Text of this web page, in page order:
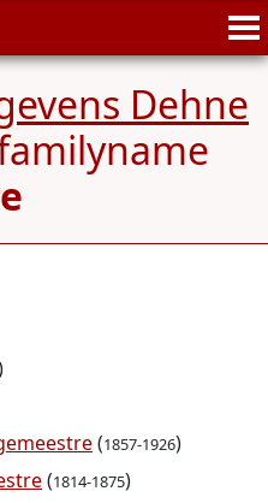
Dehne
(1857-1926)
(1814-1875)